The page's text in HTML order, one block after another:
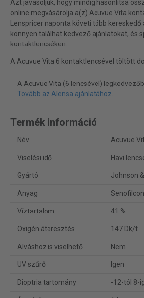
Azt javasoljuk, hogy mindig hasonlítsa
online megvásárolja a(z) Acuvue Vita
Lenspricer naponta követi több kereskedő
könnyen találhat kedvező ajánlatokat, és
kontaktlencséken.
A Acuvue Vita 6 kontaktlencsével töltött
A Acuvue Vita (6 lencsével)
Tovább az Alensa ajánlatához.
Termék információ
Név Acuvue
Viselési idő Havi
Gyártó Johnson
Anyag Senofilcon
Víztartalom 41 %
Oxigén áteresztés 147 Dk/t
Alváshoz is viselhető Nem
UV szűrő Igen
Dioptria tartomány -12-tól 8-ig